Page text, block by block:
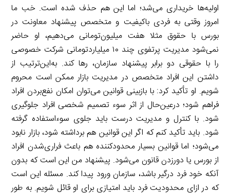
اولیه‌ها خریداری می‌شد؛ اما این هم حذف شده است. خب ما
امروز وقتی به فردی با‌کیفیت و متخصص پیشنهاد معاونت در
بورس با حقوق مثلا هفت میلیون‌تومانی می‌دهیم، او حاضر
نمی‌شود مدیریت پرتفوی چند ۱۰ میلیارد‌تومانی شرکت خصوصی
را با حقوقی دو برابر پیشنهاد سازمان، رها کند. به‌این‌ترتیب از
داشتن این افراد متخصص در مدیریت بازار ممکن است محروم
شویم. او تأکید کرد: با بازبینی قوانین می‌توان امکان نفع‌‌بردن افراد
فراهم شود؛ در‌عین‌حال از اثر سوء تصمیم شخصی افراد جلوگیری
شود. با کنترل و مدیریت درست باید جلوی سوءاستفاده گرفته
شود. باید تأکید کنم که اگر این قوانین هم برداشته شود، بازار نابود
می‌شود؛ اما قوانین بسیار محدود‌کننده هم باعث فراری‌شدن افراد
از بورس یا دور‌زدن قانون می‌شود. پیشنهاد من این است که بدون
آنکه خود فرد درگیر باشد، سازمان ورود پیدا کند. مسئله این است
که در ازای محدودیت فرد باید امتیازی برای او قائل شویم. به طور